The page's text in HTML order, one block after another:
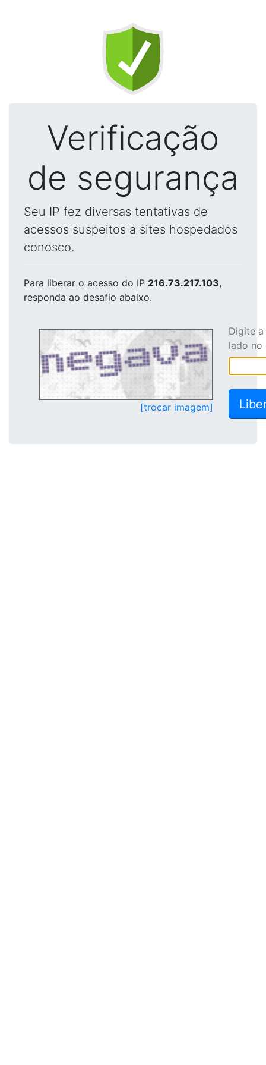
Verificação
de segurança
Seu IP fez diversas tentativas de
acessos suspeitos a sites hospedados
conosco.
Para liberar o acesso do IP 216.73.217.103,
responda ao desafio abaixo.
[trocar imagem]
Digite
lado no